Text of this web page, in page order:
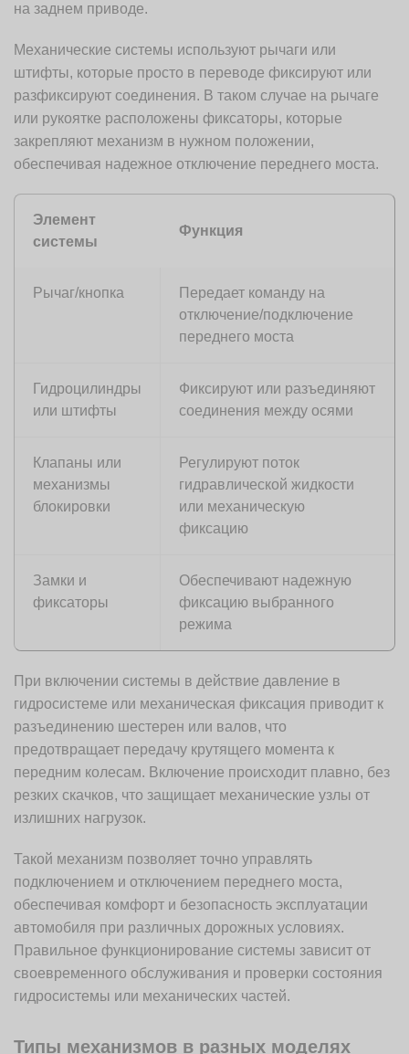
на заднем приводе.
Механические системы используют рычаги или
штифты, которые просто в переводе фиксируют или
разфиксируют соединения. В таком случае на рычаге
или рукоятке расположены фиксаторы, которые
закрепляют механизм в нужном положении,
обеспечивая надежное отключение переднего моста.
Элемент
системы
Функция
Рычаг/кнопка
Передает команду на
отключение/подключение
переднего моста
Гидроцилиндры
или штифты
Фиксируют или разъединяют
соединения между осями
Клапаны или
механизмы
блокировки
Регулируют поток
гидравлической жидкости
или механическую
фиксацию
Замки и
фиксаторы
Обеспечивают надежную
фиксацию выбранного
режима
При включении системы в действие давление в
гидросистеме или механическая фиксация приводит к
разъединению шестерен или валов, что
предотвращает передачу крутящего момента к
передним колесам. Включение происходит плавно, без
резких скачков, что защищает механические узлы от
излишних нагрузок.
Такой механизм позволяет точно управлять
подключением и отключением переднего моста,
обеспечивая комфорт и безопасность эксплуатации
автомобиля при различных дорожных условиях.
Правильное функционирование системы зависит от
своевременного обслуживания и проверки состояния
гидросистемы или механических частей.
Типы механизмов в разных моделях